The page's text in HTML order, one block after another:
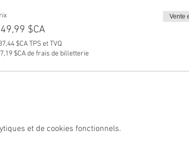
$CA
$CA TPS et TVQ
$CA de frais de billetterie
Vente
et de cookies fonctionnels.